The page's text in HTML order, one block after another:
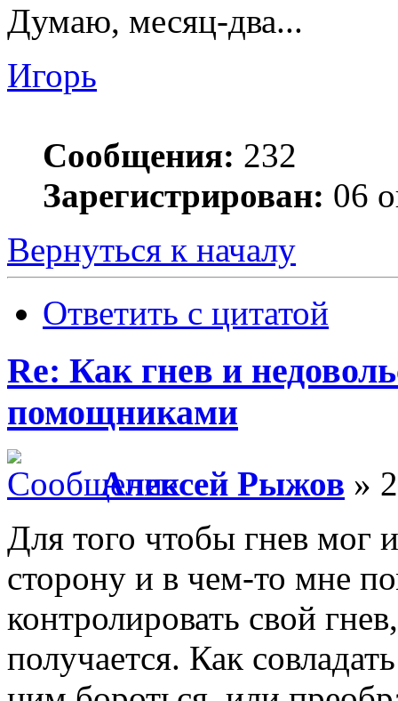
Думаю, месяц-два...
Игорь
Сообщения: 232
Зарегистрирован: 06
Вернуться к началу
Ответить с цитатой
Re: Как гнев и
помощниками
Алексей Рыжов »
Для того чтобы гнев
сторону и в чем-то мне
контролировать свой
получается. Как